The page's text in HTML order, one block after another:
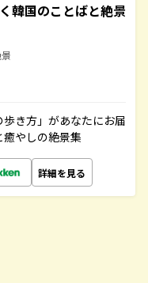
韓国のことばと絶景
き方」があなたにお届
やしの絶景集
詳細を見る